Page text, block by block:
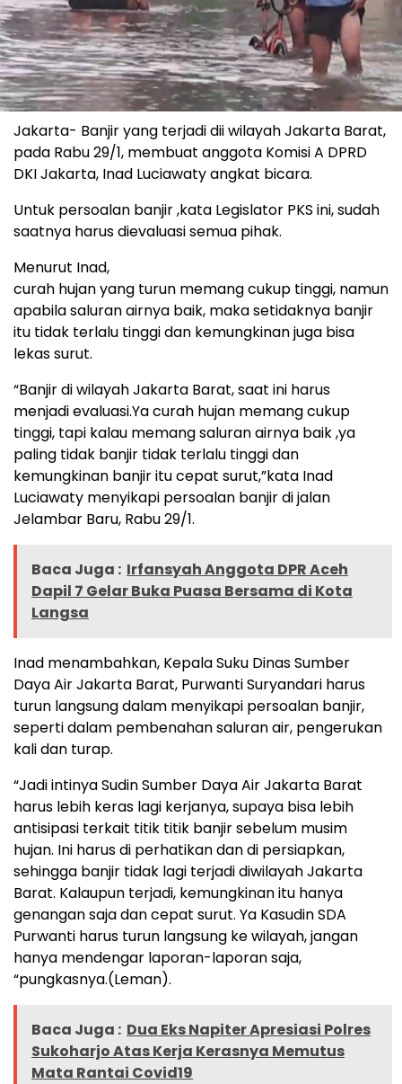
Jakarta- Banjir yang terjadi dii wilayah Jakarta Barat,
pada Rabu 29/1, membuat anggota Komisi A DPRD
DKI Jakarta, Inad Luciawaty angkat bicara.
Untuk persoalan banjir ,kata Legislator PKS ini, sudah
saatnya harus dievaluasi semua pihak.
Menurut Inad,
curah hujan yang turun memang cukup tinggi, namun
apabila saluran airnya baik, maka setidaknya banjir
itu tidak terlalu tinggi dan kemungkinan juga bisa
lekas surut.
“Banjir di wilayah Jakarta Barat, saat ini harus
menjadi evaluasi.Ya curah hujan memang cukup
tinggi, tapi kalau memang saluran airnya baik ,ya
paling tidak banjir tidak terlalu tinggi dan
kemungkinan banjir itu cepat surut,”kata Inad
Luciawaty menyikapi persoalan banjir di jalan
Jelambar Baru, Rabu 29/1.
Baca Juga : Irfansyah Anggota DPR Aceh
Dapil 7 Gelar Buka Puasa Bersama di Kota
Langsa
Inad menambahkan, Kepala Suku Dinas Sumber
Daya Air Jakarta Barat, Purwanti Suryandari harus
turun langsung dalam menyikapi persoalan banjir,
seperti dalam pembenahan saluran air, pengerukan
kali dan turap.
“Jadi intinya Sudin Sumber Daya Air Jakarta Barat
harus lebih keras lagi kerjanya, supaya bisa lebih
antisipasi terkait titik titik banjir sebelum musim
hujan. Ini harus di perhatikan dan di persiapkan,
sehingga banjir tidak lagi terjadi diwilayah Jakarta
Barat. Kalaupun terjadi, kemungkinan itu hanya
genangan saja dan cepat surut. Ya Kasudin SDA
Purwanti harus turun langsung ke wilayah, jangan
hanya mendengar laporan-laporan saja,
“pungkasnya.(Leman).
Baca Juga : Dua Eks Napiter Apresiasi Polres
Sukoharjo Atas Kerja Kerasnya Memutus
Mata Rantai Covid19